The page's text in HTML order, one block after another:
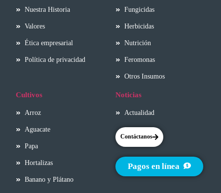
Nuestra Historia
Valores
Ética empresarial
Política de privacidad
Fungicidas
Herbicidas
Nutrición
Feromonas
Otros Insumos
Cultivos
Arroz
Aguacate
Papa
Hortalizas
Banano y Plátano
Noticias
Actualidad
Contáctanos
Pagos en línea